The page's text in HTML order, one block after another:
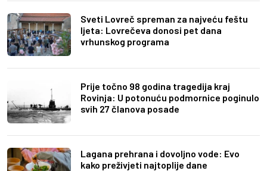
Sveti Lovreč spreman za najveću feštu
ljeta: Lovrečeva donosi pet dana
vrhunskog programa
Prije točno 98 godina tragedija kraj
Rovinja: U potonuću podmornice poginulo
svih 27 članova posade
Lagana prehrana i dovoljno vode: Evo
kako preživjeti najtoplije dane